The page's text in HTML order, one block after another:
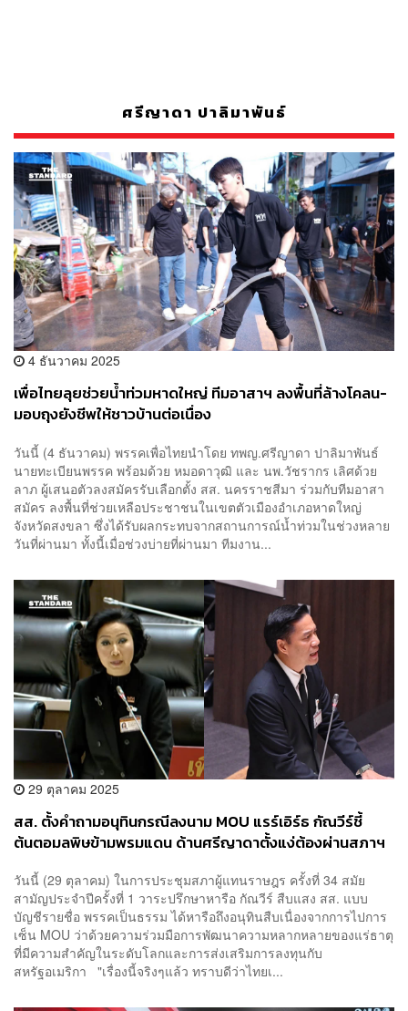
ศรีญาดา ปาลิมาพันธ์
4 ธันวาคม 2025
เพื่อไทยลุยช่วยน้ำท่วมหาดใหญ่ ทีมอาสาฯ ลงพื้นที่ล้างโคลน-
มอบถุงยังชีพให้ชาวบ้านต่อเนื่อง
วันนี้ (4 ธันวาคม) พรรคเพื่อไทยนำโดย ทพญ.ศรีญาดา ปาลิมาพันธ์
นายทะเบียนพรรค พร้อมด้วย หมอดาวุฒิ และ นพ.วัชรากร เลิศด้วย
ลาภ ผู้เสนอตัวลงสมัครรับเลือกตั้ง สส. นครราชสีมา ร่วมกับทีมอาสา
สมัคร ลงพื้นที่ช่วยเหลือประชาชนในเขตตัวเมืองอำเภอหาดใหญ่
จังหวัดสงขลา ซึ่งได้รับผลกระทบจากสถานการณ์น้ำท่วมในช่วงหลาย
วันที่ผ่านมา ทั้งนี้เมื่อช่วงบ่ายที่ผ่านมา ทีมงาน...
29 ตุลาคม 2025
สส. ตั้งคำถามอนุทินกรณีลงนาม MOU แรร์เอิร์ธ กัณวีร์ชี้
ต้นตอมลพิษข้ามพรมแดน ด้านศรีญาดาตั้งแง่ต้องผ่านสภาฯ
วันนี้ (29 ตุลาคม) ในการประชุมสภาผู้แทนราษฎร ครั้งที่ 34 สมัย
สามัญประจำปีครั้งที่ 1 วาระปรึกษาหารือ กัณวีร์ สืบแสง สส. แบบ
บัญชีรายชื่อ พรรคเป็นธรรม ได้หารือถึงอนุทินสืบเนื่องจากการไปการ
เซ็น MOU ว่าด้วยความร่วมมือการพัฒนาความหลากหลายของแร่ธาตุ
ที่มีความสำคัญในระดับโลกและการส่งเสริมการลงทุนกับ
สหรัฐอเมริกา "เรื่องนี้จริงๆแล้ว ทราบดีว่าไทยเ...